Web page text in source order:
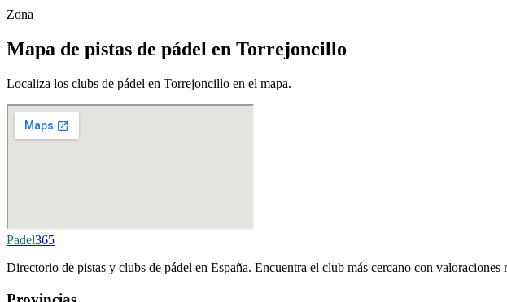
Zona
Mapa de pistas de pádel en Torrejoncillo
Localiza los clubs de pádel en Torrejoncillo en el mapa.
Padel365
Directorio de pistas y clubs de pádel en España. Encuentra el club más cercano con valoraciones